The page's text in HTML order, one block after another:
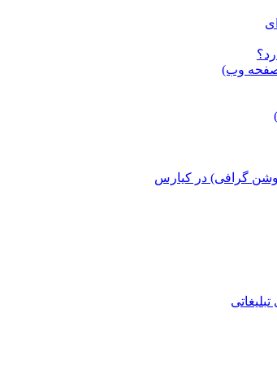
وب)
گرافی) در کیارس